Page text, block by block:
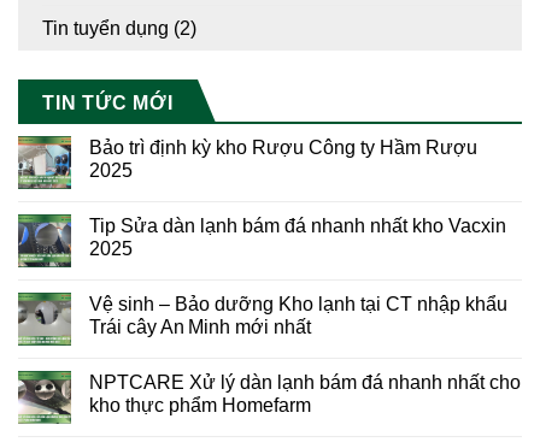
Tin tuyển dụng (2)
TIN TỨC MỚI
Bảo trì định kỳ kho Rượu Công ty Hầm Rượu
2025
Tip Sửa dàn lạnh bám đá nhanh nhất kho Vacxin
2025
Vệ sinh – Bảo dưỡng Kho lạnh tại CT nhập khẩu
Trái cây An Minh mới nhất
NPTCARE Xử lý dàn lạnh bám đá nhanh nhất cho
kho thực phẩm Homefarm